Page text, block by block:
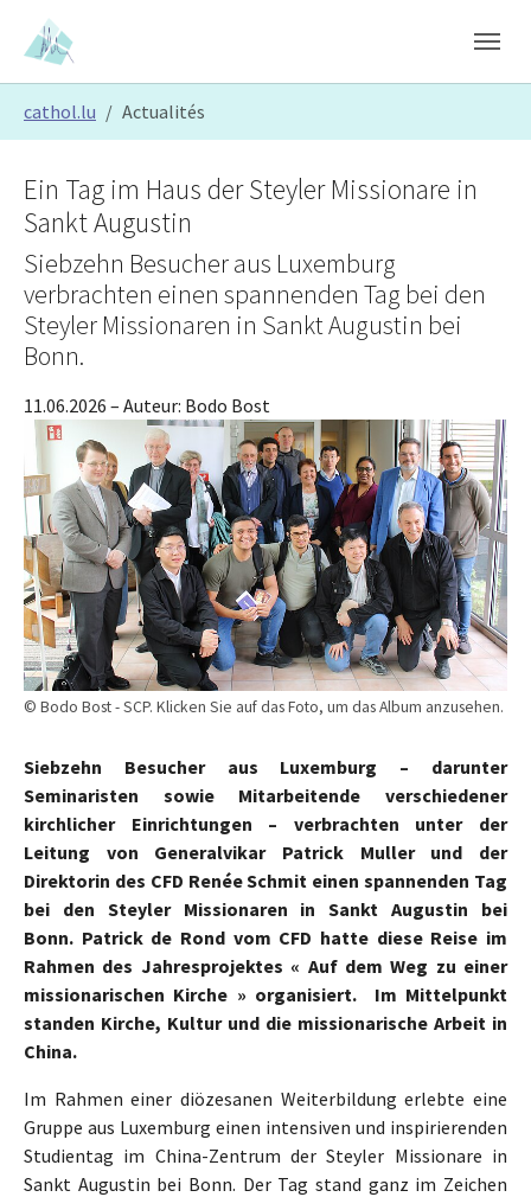
Skip to main content
Skip to page footer
cathol.lu Actualités
© Bodo Bost - SCP. Klicken Sie auf das Foto, um das Album anzusehen.
Ein Tag im Haus der Steyler Missionare in
Sankt Augustin
Siebzehn Besucher aus Luxemburg
verbrachten einen spannenden Tag bei den
Steyler Missionaren in Sankt Augustin bei
Bonn.
11.06.2026 – Auteur: Bodo Bost
Siebzehn Besucher aus Luxemburg – darunter
Seminaristen sowie Mitarbeitende verschiedener
kirchlicher Einrichtungen – verbrachten unter der
Leitung von Generalvikar Patrick Muller und der
Direktorin des CFD Renée Schmit einen spannenden Tag
bei den Steyler Missionaren in Sankt Augustin bei
Bonn. Patrick de Rond vom CFD hatte diese Reise im
Rahmen des Jahresprojektes « Auf dem Weg zu einer
missionarischen Kirche » organisiert. Im Mittelpunkt
standen Kirche, Kultur und die missionarische Arbeit in
China.
Im Rahmen einer diözesanen Weiterbildung erlebte eine
Gruppe aus Luxemburg einen intensiven und inspirierenden
Studientag im China-Zentrum der Steyler Missionare in
Sankt Augustin bei Bonn. Der Tag stand ganz im Zeichen